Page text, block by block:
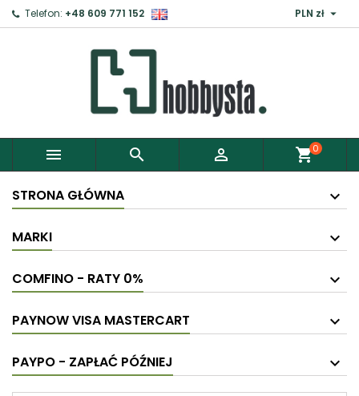
Telefon: +48 609 771 152 PLN zł 
   shopping_cart0
STRONA GŁÓWNA
MARKI
COMFINO - RATY 0%
PAYNOW VISA MASTERCART
PAYPO - ZAPŁAĆ PÓŹNIEJ